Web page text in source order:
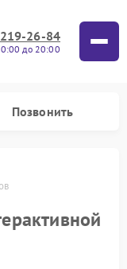
26-84
до 20:00
Позвонить